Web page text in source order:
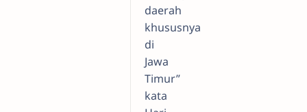
daerah
khususnya
di
Jawa
Timur”
kata